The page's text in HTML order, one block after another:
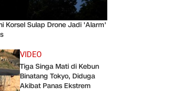
Korsel Sulap Drone Jadi 'Alarm'
VIDEO
Tiga Singa Mati di Kebun
Binatang Tokyo, Diduga
Akibat Panas Ekstrem